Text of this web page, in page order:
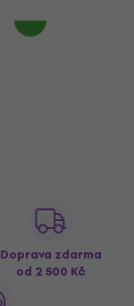
Doprava zdarma
od 2 500 Kč